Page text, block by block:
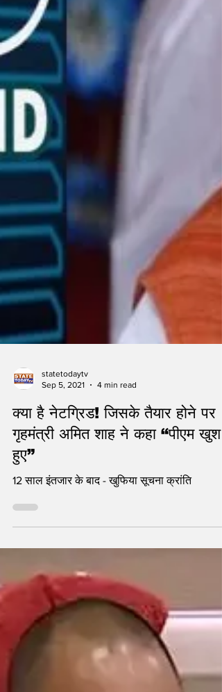
Sep 5, 2021
4 min read
क्या है नेटग्रिड! जिसके तैयार होने पर
गृहमंत्री अमित शाह ने कहा “पीएम खुश
हुए”
12 साल इंतजार के बाद - खुफिया सूचना क्रांति